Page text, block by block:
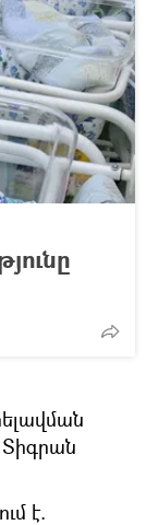
Տիգրան
է.